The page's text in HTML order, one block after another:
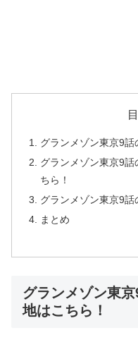
グランメゾン東京9話
グランメゾン東京9話
ちら！
グランメゾン東京9話
まとめ
グランメゾン東
地はこちら！